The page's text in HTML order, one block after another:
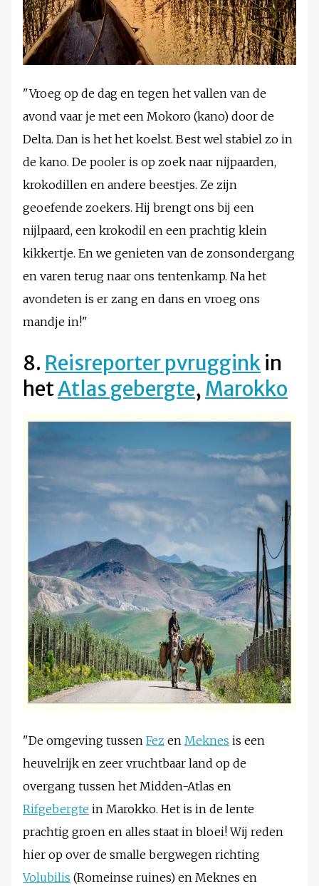
"Vroeg op de dag en tegen het vallen van de
avond vaar je met een Mokoro (kano) door de
Delta. Dan is het het koelst. Best wel stabiel zo in
de kano. De pooler is op zoek naar nijpaarden,
krokodillen en andere beestjes. Ze zijn
geoefende zoekers. Hij brengt ons bij een
nijlpaard, een krokodil en een prachtig klein
kikkertje. En we genieten van de zonsondergang
en varen terug naar ons tentenkamp. Na het
avondeten is er zang en dans en vroeg ons
mandje in!"
8. Reisreporter pvrugginkin
hetAtlas gebergte,Marokko
"De omgeving tussen Fez en Meknes is een
heuvelrijk en zeer vruchtbaar land op de
overgang tussen het Midden-Atlas en
Rifgebergte in Marokko. Het is in de lente
prachtig groen en alles staat in bloei! Wij reden
hier op over de smalle bergwegen richting
Volubilis (Romeinse ruines) en Meknes en